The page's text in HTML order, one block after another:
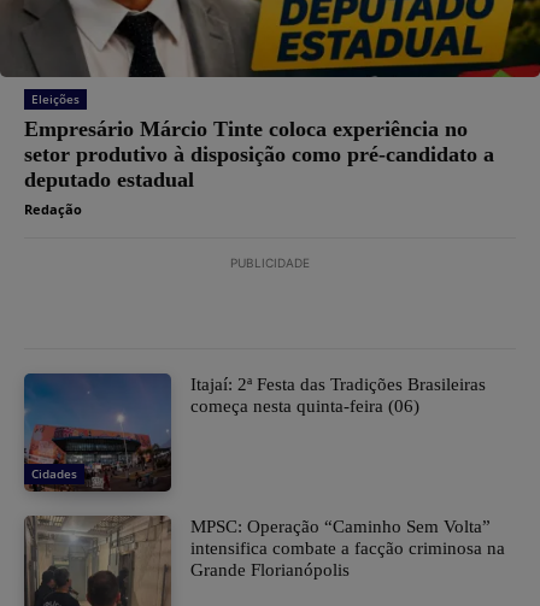
Eleições
Empresário Márcio Tinte coloca experiência no
setor produtivo à disposição como pré-candidato a
deputado estadual
Redação
PUBLICIDADE
Cidades
​Itajaí: 2ª Festa das Tradições Brasileiras
começa nesta quinta-feira (06)
MPSC: Operação “Caminho Sem Volta”
intensifica combate a facção criminosa na
Grande Florianópolis